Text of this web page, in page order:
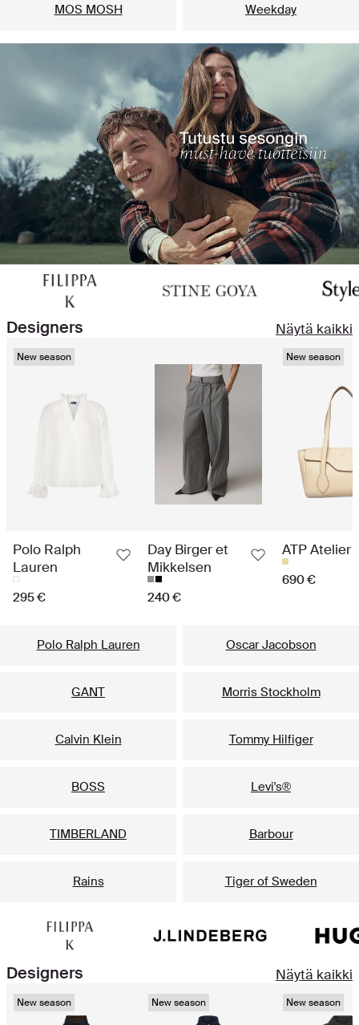
MOS MOSH Weekday
Designers Näytä kaikki
New season
Polo Ralph
Lauren
295 €
Day Birger et
Mikkelsen
240 €
New season
ATP Atelier
690 €
Polo Ralph Lauren Oscar Jacobson
GANT Morris Stockholm
Calvin Klein Tommy Hilfiger
BOSS Levi's®
TIMBERLAND Barbour
Rains Tiger of Sweden
Designers Näytä kaikki
New season New season New season